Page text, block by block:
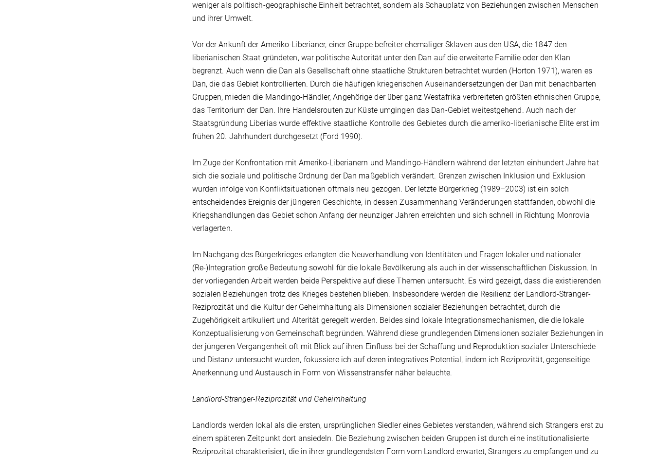
weniger als politisch-geographische Einheit betrachtet, sondern als Schauplatz von Beziehungen zwischen Menschen
und ihrer Umwelt.
Vor der Ankunft der Ameriko-Liberianer, einer Gruppe befreiter ehemaliger Sklaven aus den USA, die 1847 den
liberianischen Staat gründeten, war politische Autorität unter den Dan auf die erweiterte Familie oder den Klan
begrenzt. Auch wenn die Dan als Gesellschaft ohne staatliche Strukturen betrachtet wurden (Horton 1971), waren es
Dan, die das Gebiet kontrollierten. Durch die häufigen kriegerischen Auseinandersetzungen der Dan mit benachbarten
Gruppen, mieden die Mandingo-Händler, Angehörige der über ganz Westafrika verbreiteten größten ethnischen Gruppe,
das Territorium der Dan. Ihre Handelsrouten zur Küste umgingen das Dan-Gebiet weitestgehend. Auch nach der
Staatsgründung Liberias wurde effektive staatliche Kontrolle des Gebietes durch die ameriko-liberianische Elite erst im
frühen 20. Jahrhundert durchgesetzt (Ford 1990).
Im Zuge der Konfrontation mit Ameriko-Liberianern und Mandingo-Händlern während der letzten einhundert Jahre hat
sich die soziale und politische Ordnung der Dan maßgeblich verändert. Grenzen zwischen Inklusion und Exklusion
wurden infolge von Konfliktsituationen oftmals neu gezogen. Der letzte Bürgerkrieg (1989–2003) ist ein solch
entscheidendes Ereignis der jüngeren Geschichte, in dessen Zusammenhang Veränderungen stattfanden, obwohl die
Kriegshandlungen das Gebiet schon Anfang der neunziger Jahren erreichten und sich schnell in Richtung Monrovia
verlagerten.
Im Nachgang des Bürgerkrieges erlangten die Neuverhandlung von Identitäten und Fragen lokaler und nationaler
(Re-)Integration große Bedeutung sowohl für die lokale Bevölkerung als auch in der wissenschaftlichen Diskussion. In
der vorliegenden Arbeit werden beide Perspektive auf diese Themen untersucht. Es wird gezeigt, dass die existierenden
sozialen Beziehungen trotz des Krieges bestehen blieben. Insbesondere werden die Resilienz der Landlord-Stranger-
Reziprozität und die Kultur der Geheimhaltung als Dimensionen sozialer Beziehungen betrachtet, durch die
Zugehörigkeit artikuliert und Alterität geregelt werden. Beides sind lokale Integrationsmechanismen, die die lokale
Konzeptualisierung von Gemeinschaft begründen. Während diese grundlegenden Dimensionen sozialer Beziehungen in
der jüngeren Vergangenheit oft mit Blick auf ihren Einfluss bei der Schaffung und Reproduktion sozialer Unterschiede
und Distanz untersucht wurden, fokussiere ich auf deren integratives Potential, indem ich Reziprozität, gegenseitige
Anerkennung und Austausch in Form von Wissenstransfer näher beleuchte.
Landlord-Stranger-Reziprozität und Geheimhaltung
Landlords werden lokal als die ersten, ursprünglichen Siedler eines Gebietes verstanden, während sich Strangers erst zu
einem späteren Zeitpunkt dort ansiedeln. Die Beziehung zwischen beiden Gruppen ist durch eine institutionalisierte
Reziprozität charakterisiert, die in ihrer grundlegendsten Form vom Landlord erwartet, Strangers zu empfangen und zu